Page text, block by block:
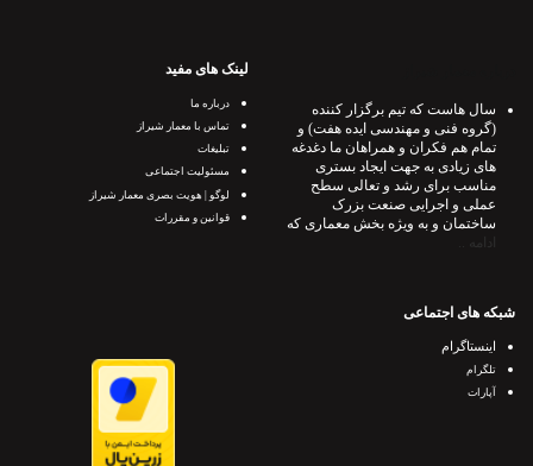
سال هاست که تیم برگزار کننده
(گروه فنی و مهندسی ایده هفت) و
تمام هم فکران و همراهان ما دغدغه
های زیادی به جهت ایجاد بستری
مناسب برای رشد و تعالی سطح
عملی و اجرایی صنعت بزرک
ساختمان و به ویژه بخش معماری که
ادامه ..
لینک های مفید
درباره ما
تماس با معمار شیراز
تبلیغات
مسئولیت اجتماعی
لوگو | هویت بصری معمار شیراز
قوانین و مقررات
شبکه های اجتماعی
اینستاگرام
تلگرام
آپارات